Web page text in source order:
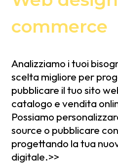
commerce
Analizziamo i tuoi
scelta migliore per
pubblicare il tuo sito
catalogo e vendita
Possiamo
source o pubblicare
progettando la tua
digitale.>>